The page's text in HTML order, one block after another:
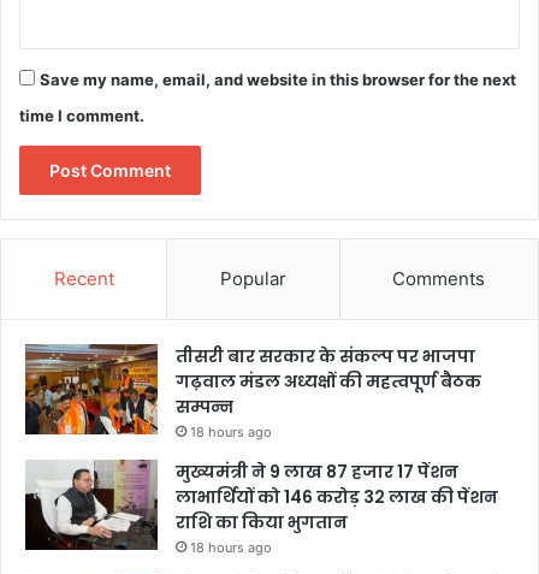
Save my name, email, and website in this browser for the next
time I comment.
Recent Popular Comments
तीसरी बार सरकार के संकल्प पर भाजपा
गढ़वाल मंडल अध्यक्षों की महत्वपूर्ण बैठक
सम्पन्न
18 hours ago
मुख्यमंत्री ने 9 लाख 87 हजार 17 पेंशन
लाभार्थियों को 146 करोड़ 32 लाख की पेंशन
राशि का किया भुगतान
18 hours ago